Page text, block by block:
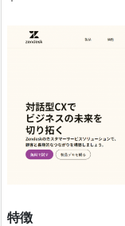
特徴